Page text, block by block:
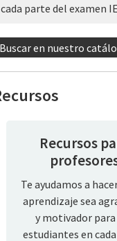
cada parte del examen
Buscar en nuestro
Recursos
Te ayudamos a
aprendizaje sea
y motivador
estudiantes en